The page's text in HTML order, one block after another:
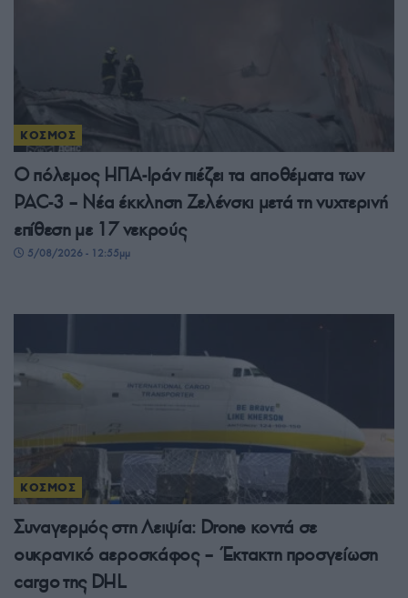
ΚΟΣΜΟΣ
Ο πόλεμος ΗΠΑ-Ιράν πιέζει τα αποθέματα των
PAC-3 – Νέα έκκληση Ζελένσκι μετά τη νυχτερινή
επίθεση με 17 νεκρούς
5/08/2026 - 12:55μμ
ΚΟΣΜΟΣ
Συναγερμός στη Λειψία: Drone κοντά σε
ουκρανικό αεροσκάφος – Έκτακτη προσγείωση
cargo της DHL